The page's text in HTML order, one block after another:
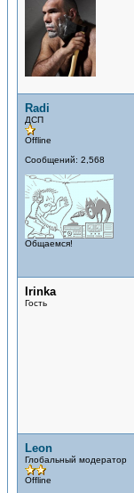
Radi
ДСП
Offline
Сообщений: 2,568
Общаемся!
Irinka
Гость
Leon
Глобальный модератор
Offline